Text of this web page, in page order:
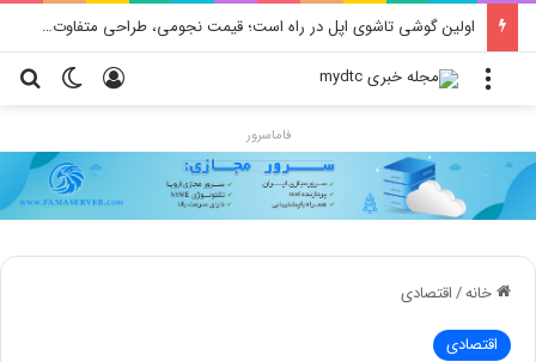
اولین گوشی تاشوی اپل در راه است؛ قیمت نجومی، طراحی متفاوت و زمان رونمایی احتمالی
تغییر ورود منو
فاماسرور
خانه/اقتصادی
اقتصادی